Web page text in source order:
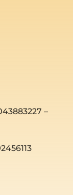
–